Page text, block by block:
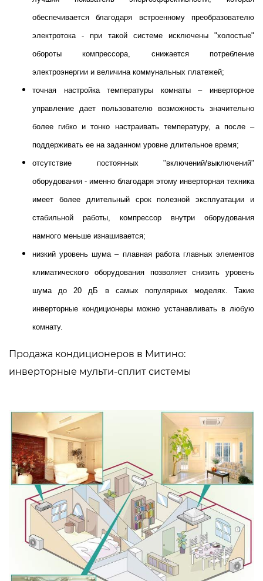
обеспечивается благодаря встроенному преобразователю
электротока - при такой системе исключены "холостые"
обороты компрессора, снижается потребление
электроэнергии и величина коммунальных платежей;
точная настройка температуры комнаты – инверторное
управление дает пользователю возможность значительно
более гибко и тонко настраивать температуру, а после –
поддерживать ее на заданном уровне длительное время;
отсутствие постоянных "включений/выключений"
оборудования - именно благодаря этому инверторная техника
имеет более длительный срок полезной эксплуатации и
стабильной работы, компрессор внутри оборудования
намного меньше изнашивается;
низкий уровень шума – плавная работа главных элементов
климатического оборудования позволяет снизить уровень
шума до 20 дБ в самых популярных моделях. Такие
инверторные кондиционеры можно устанавливать в любую
комнату.
Продажа кондиционеров в Митино:
инверторные мульти-сплит системы